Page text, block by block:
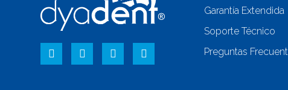
Garantía Extendida
Soporte Técnico
Preguntas